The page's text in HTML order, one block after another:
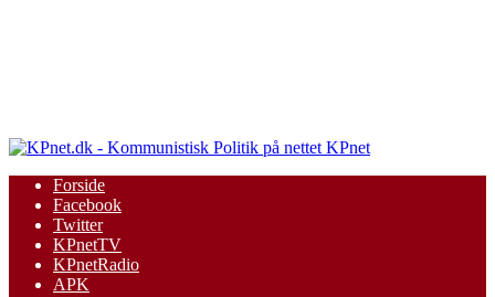
KPnet
Forside
Facebook
Twitter
KPnetTV
KPnetRadio
APK